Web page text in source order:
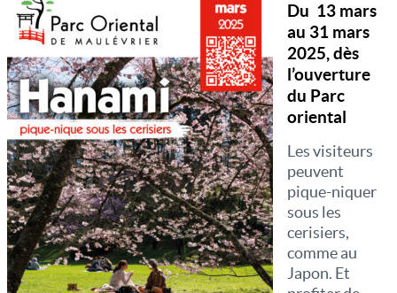
Du 13 mars
au 31 mars
2025, dès
l’ouverture
du Parc
oriental
Les visiteurs
peuvent
pique-niquer
sous les
cerisiers,
comme au
Japon. Et